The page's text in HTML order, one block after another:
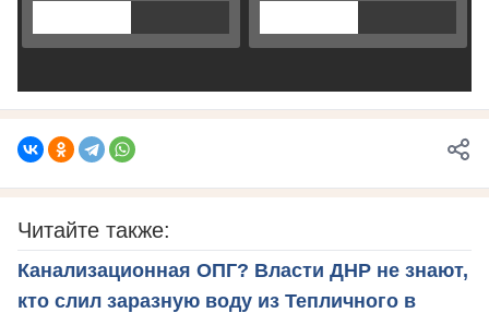
Читайте также:
Канализационная ОПГ? Власти ДНР не знают,
кто слил заразную воду из Тепличного в